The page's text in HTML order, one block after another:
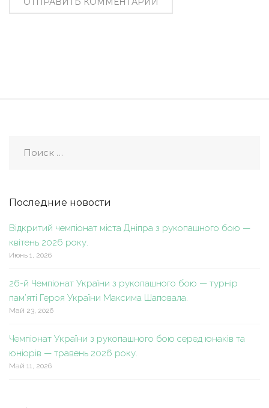
Последние новости
Відкритий чемпіонат міста Дніпра з рукопашного бою —
квітень 2026 року.
Июнь 1, 2026
26-й Чемпіонат України з рукопашного бою — турнір
пам’яті Героя України Максима Шаповала.
Май 23, 2026
Чемпіонат України з рукопашного бою серед юнаків та
юніорів — травень 2026 року.
Май 11, 2026